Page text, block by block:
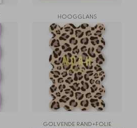
HOOGGLANS
GOLVENDE RAND+FOLIE